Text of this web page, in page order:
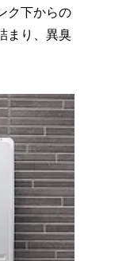
ク下からの
まり、異臭